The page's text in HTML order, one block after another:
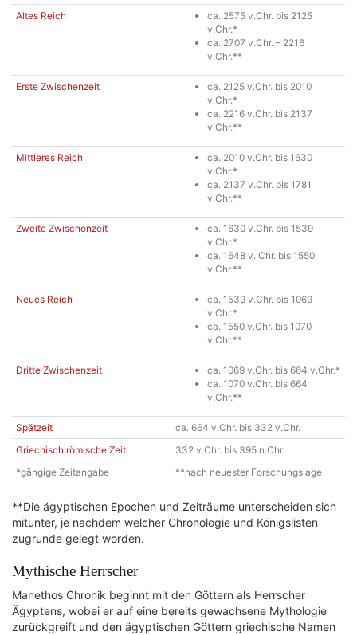
Altes Reich
ca. 2575 v.Chr. bis 2125
v.Chr.*
ca. 2707 v.Chr. – 2216
v.Chr.**
Erste Zwischenzeit
ca. 2125 v.Chr. bis 2010
v.Chr.*
ca. 2216 v.Chr. bis 2137
v.Chr.**
Mittleres Reich
ca. 2010 v.Chr. bis 1630
v.Chr.*
ca. 2137 v.Chr. bis 1781
v.Chr.**
Zweite Zwischenzeit
ca. 1630 v.Chr. bis 1539
v.Chr.*
ca. 1648 v. Chr. bis 1550
v.Chr.**
Neues Reich
ca. 1539 v.Chr. bis 1069
v.Chr.*
ca. 1550 v.Chr. bis 1070
v.Chr.**
Dritte Zwischenzeit
ca. 1069 v.Chr. bis 664 v.Chr.*
ca. 1070 v.Chr. bis 664
v.Chr.**
Spätzeit
ca. 664 v.Chr. bis 332 v.Chr.
Griechisch römische Zeit
332 v.Chr. bis 395 n.Chr.
*gängige Zeitangabe
**nach neuester Forschungslage
**Die ägyptischen Epochen und Zeiträume unterscheiden sich
mitunter, je nachdem welcher Chronologie und Königslisten
zugrunde gelegt worden.
Mythische Herrscher
Manethos Chronik beginnt mit den Göttern als Herrscher
Ägyptens, wobei er auf eine bereits gewachsene Mythologie
zurückgreift und den ägyptischen Göttern griechische Namen